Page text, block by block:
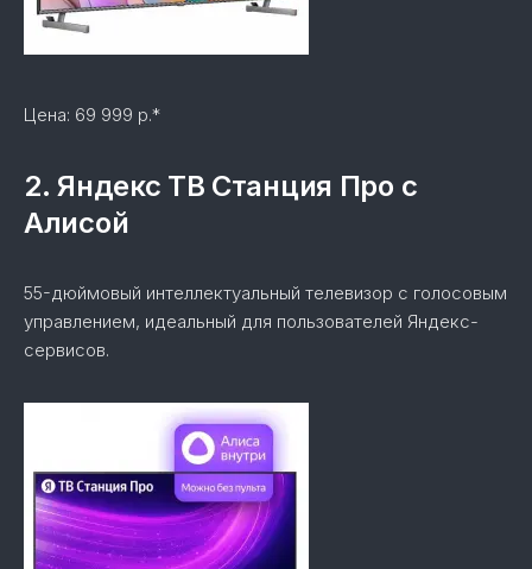
Цена: 69 999 р.*
2. Яндекс ТВ Станция Про с
Алисой
55-дюймовый интеллектуальный телевизор с голосовым
управлением, идеальный для пользователей Яндекс-
сервисов.